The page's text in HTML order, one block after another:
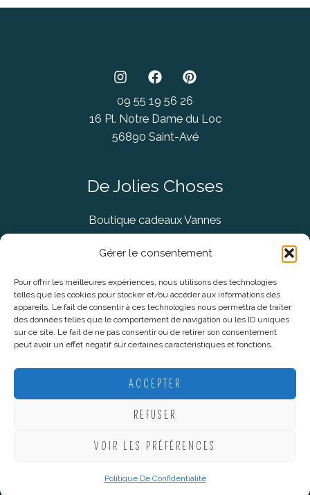
Gérer le consentement
Pour offrir les meilleures expériences, nous utilisons des technologies
telles que les cookies pour stocker et/ou accéder aux informations des
appareils. Le fait de consentir à ces technologies nous permettra de traiter
des données telles que le comportement de navigation ou les ID uniques
sur ce site. Le fait de ne pas consentir ou de retirer son consentement
peut avoir un effet négatif sur certaines caractéristiques et fonctions.
ACCEPTER
REFUSER
VOIR LES PRÉFÉRENCES
Politique De Confidentialité
09 55 19 56 26
16 Pl. Notre Dame du Loc
56890 Saint-Avé
De Jolies Choses
Boutique cadeaux Vannes
Concept Store Vannes
Informations légales
CGV
Politique De Confidentialité
Plan du site
Webmarketing